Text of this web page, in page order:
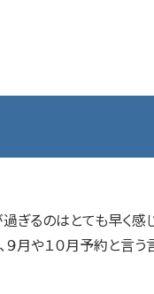
ぎるのはとても早く感
月や１０月予約と言う